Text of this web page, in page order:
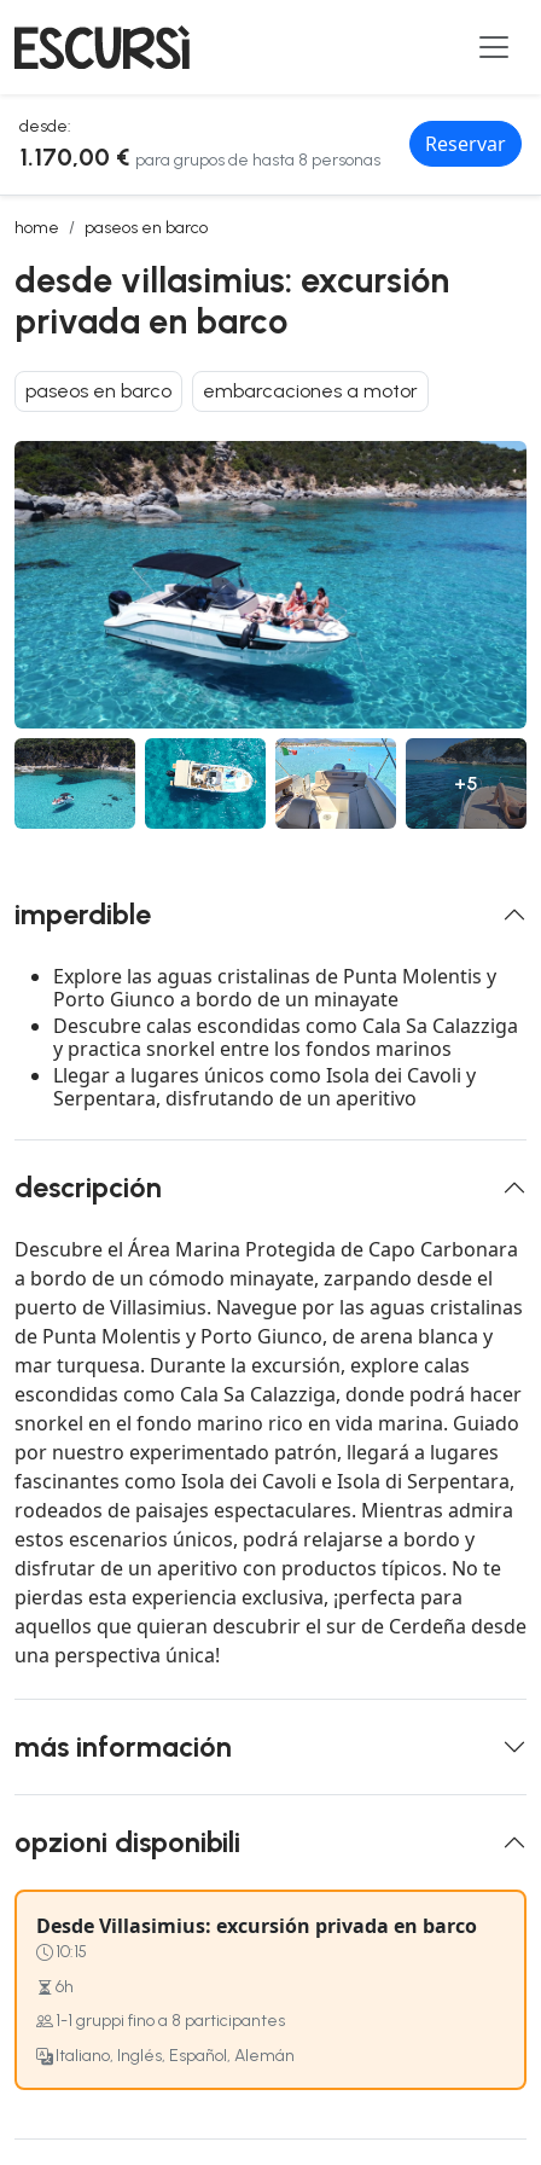
desde:
1.170,00 € para grupos de hasta 8 personas
Reservar
home paseos en barco
desde villasimius: excursión privada en barco
desde villasimius: excursión
privada en barco
paseos en barco embarcaciones a motor
+5
imperdible
Explore las aguas cristalinas de Punta Molentis y
Porto Giunco a bordo de un minayate
Descubre calas escondidas como Cala Sa Calazziga
y practica snorkel entre los fondos marinos
Llegar a lugares únicos como Isola dei Cavoli y
Serpentara, disfrutando de un aperitivo
descripción
Descubre el Área Marina Protegida de Capo Carbonara
a bordo de un cómodo minayate, zarpando desde el
puerto de Villasimius. Navegue por las aguas cristalinas
de Punta Molentis y Porto Giunco, de arena blanca y
mar turquesa. Durante la excursión, explore calas
escondidas como Cala Sa Calazziga, donde podrá hacer
snorkel en el fondo marino rico en vida marina. Guiado
por nuestro experimentado patrón, llegará a lugares
fascinantes como Isola dei Cavoli e Isola di Serpentara,
rodeados de paisajes espectaculares. Mientras admira
estos escenarios únicos, podrá relajarse a bordo y
disfrutar de un aperitivo con productos típicos. No te
pierdas esta experiencia exclusiva, ¡perfecta para
aquellos que quieran descubrir el sur de Cerdeña desde
una perspectiva única!
más información
opzioni disponibili
Desde Villasimius: excursión privada en barco
10:15
6h
1-1 gruppi fino a 8 participantes
Italiano, Inglés, Español, Alemán